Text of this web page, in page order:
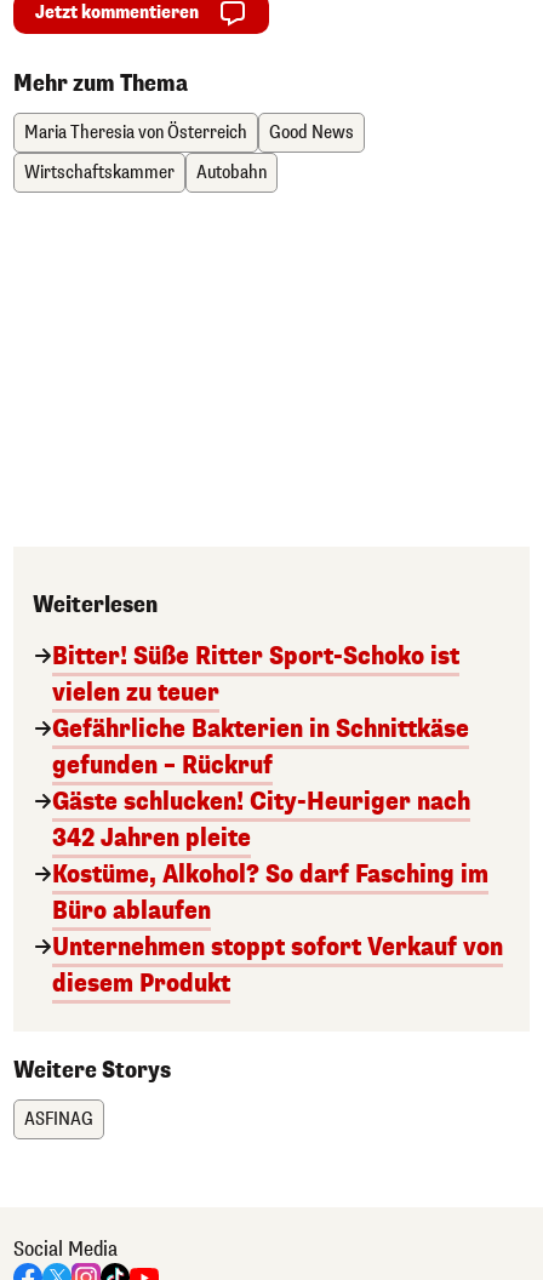
Jetzt kommentieren
Mehr zum Thema
Maria Theresia von Österreich
Good News
Wirtschaftskammer
Autobahn
Weiterlesen
Bitter! Süße Ritter Sport-Schoko ist
vielen zu teuer
Gefährliche Bakterien in Schnittkäse
gefunden – Rückruf
Gäste schlucken! City-Heuriger nach
342 Jahren pleite
Kostüme, Alkohol? So darf Fasching im
Büro ablaufen
Unternehmen stoppt sofort Verkauf von
diesem Produkt
Weitere Storys
ASFINAG
Social Media